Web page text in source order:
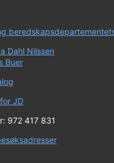
Dahl Nilssen
Buer
JD
972 417 831